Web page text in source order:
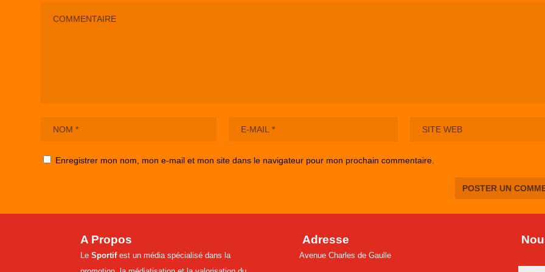
Enregistrer mon nom, mon e-mail et mon site dans le navigateur pour mon prochain commentaire.
A Propos
Le Sportifest un média spécialisé dans la
Adresse
Avenue Charles de Gaulle